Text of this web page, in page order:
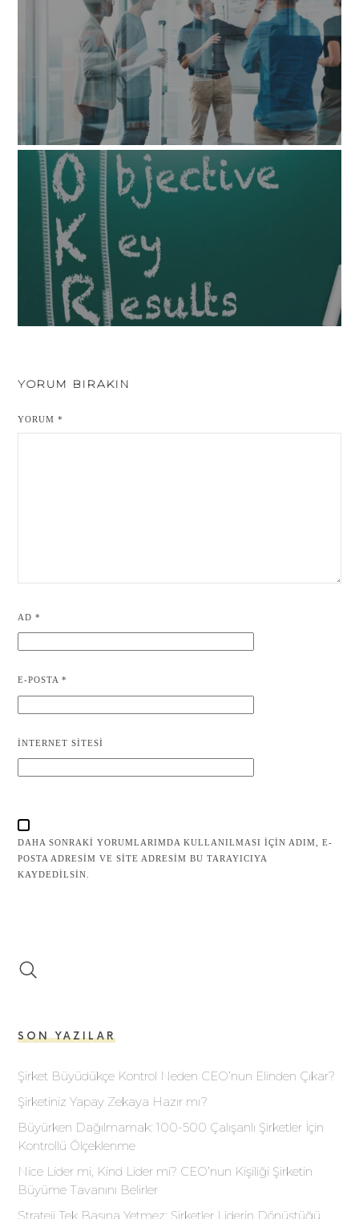
YORUM BIRAKIN
YORUM*
AD*
E-POSTA*
İNTERNET SITESI
DAHA SONRAKI YORUMLARIMDA KULLANILMASI IÇIN ADIM, E-
POSTA ADRESIM VE SITE ADRESIM BU TARAYICIYA
KAYDEDILSIN.
SON YAZILAR
Şirket Büyüdükçe Kontrol Neden CEO’nun Elinden Çıkar?
Şirketiniz Yapay Zekaya Hazır mı?
Büyürken Dağılmamak: 100-500 Çalışanlı Şirketler İçin
Kontrollü Ölçeklenme
Nice Lider mi, Kind Lider mi? CEO’nun Kişiliği Şirketin
Büyüme Tavanını Belirler
Strateji Tek Başına Yetmez: Şirketler Liderin Dönüştüğü